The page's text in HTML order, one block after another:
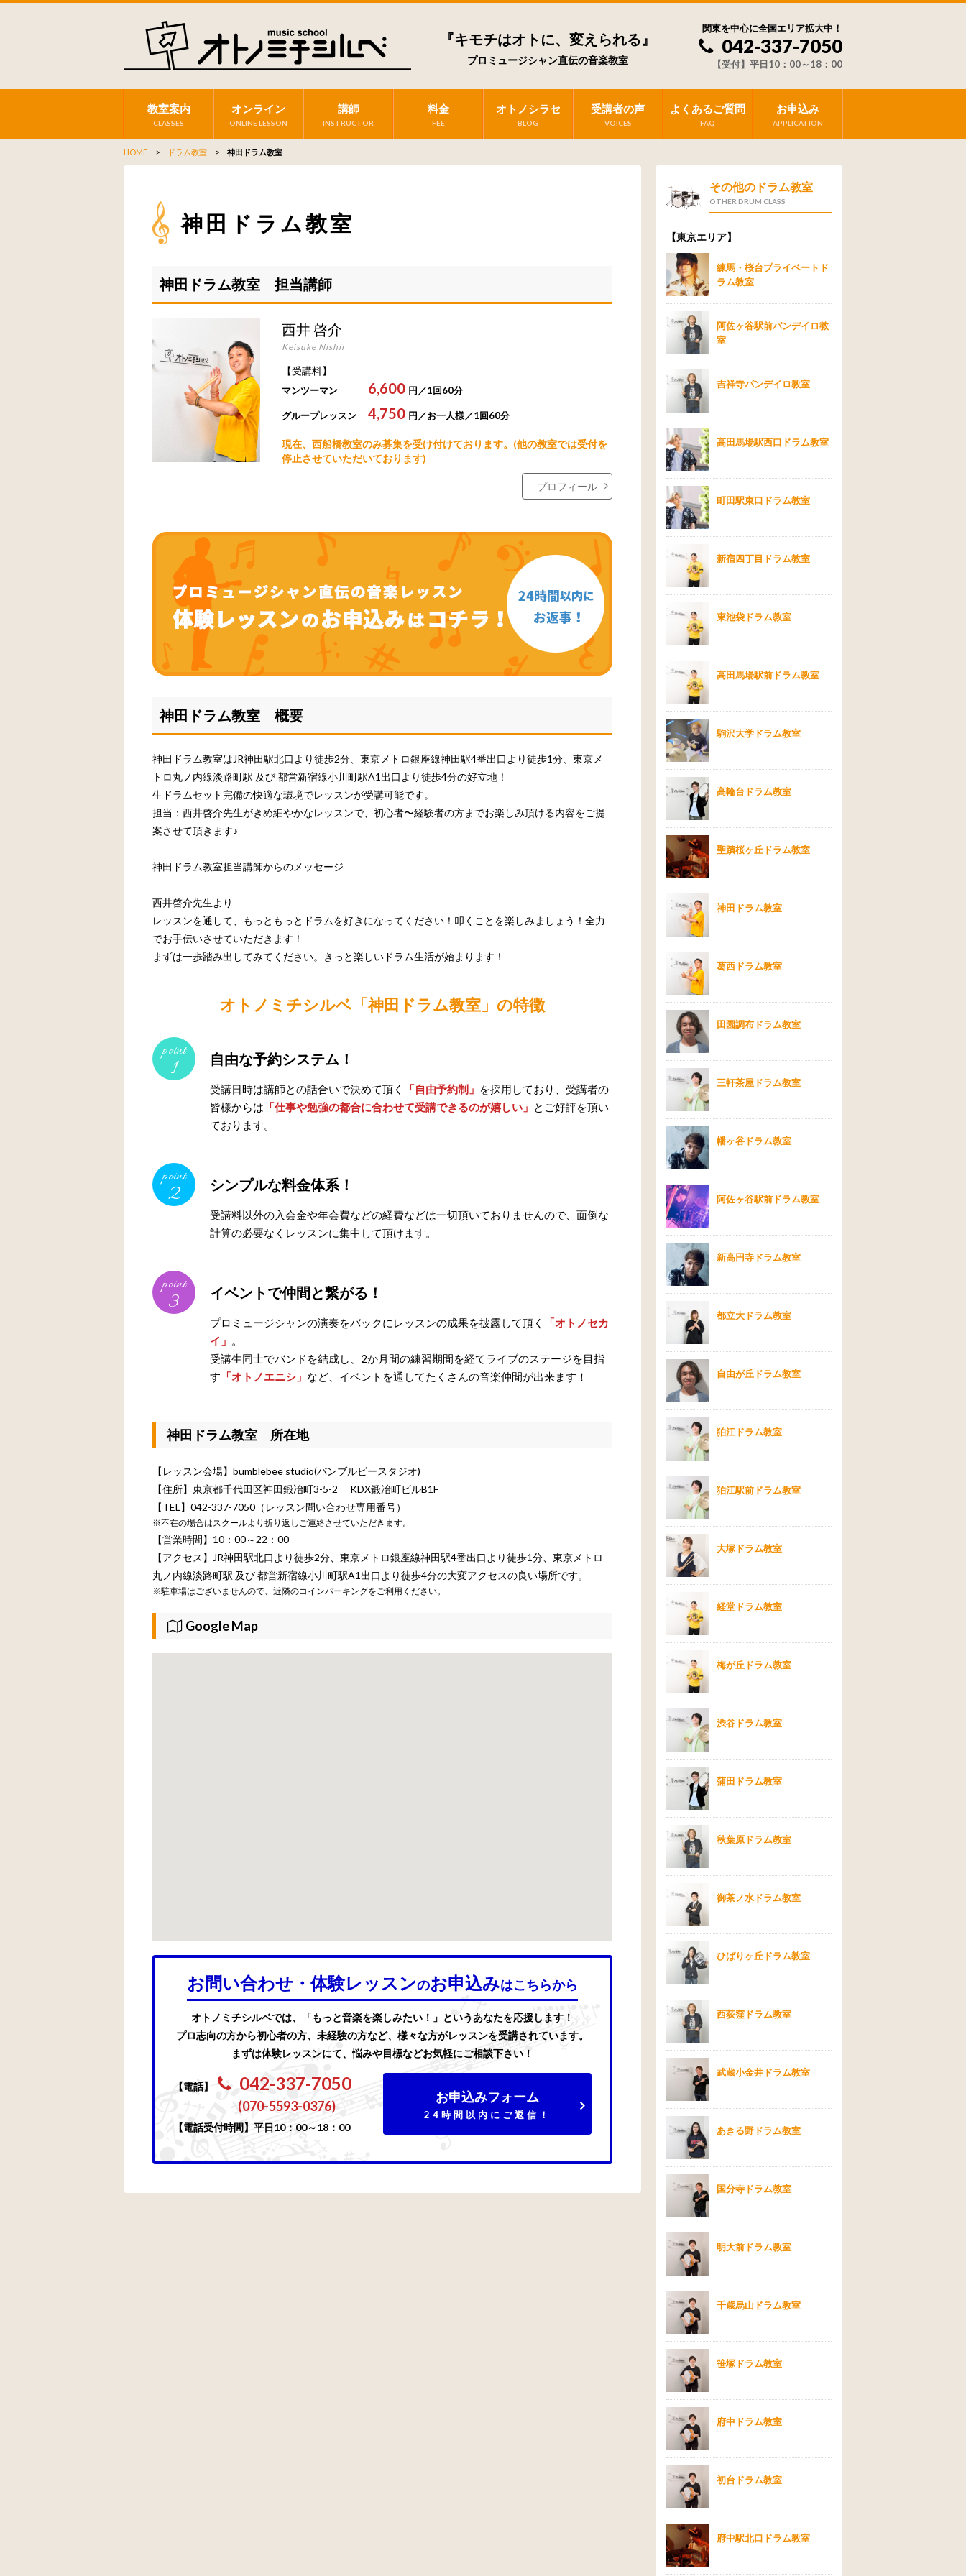
『キモチはオトに、変えられる』
プロミュージシャン直伝の音楽教室
関東を中心に全国エリア拡大中！
042-337-7050
【受付】平日10：00～18：00
教室案内
CLASSES
オンライン
ONLINE LESSON
講師
INSTRUCTOR
料金
FEE
オトノシラセ
BLOG
受講者の声
VOICES
よくあるご質問
FAQ
お申込み
APPLICATION
HOME > ドラム教室 > 神田ドラム教室
神田ドラム教室
神田ドラム教室 担当講師
西井 啓介
Keisuke Nishii
【受講料】
マンツーマン 6,600 円／1回60分
グループレッスン 4,750 円／お一人様／1回60分
現在、西船橋教室のみ募集を受け付けております。(他の教室では受付を
停止させていただいております)
プロフィール
神田ドラム教室 概要
神田ドラム教室はJR神田駅北口より徒歩2分、東京メトロ銀座線神田駅4番出口より徒歩1分、東京メ
トロ丸ノ内線淡路町駅 及び 都営新宿線小川町駅A1出口より徒歩4分の好立地！
生ドラムセット完備の快適な環境でレッスンが受講可能です。
担当：西井啓介先生がきめ細やかなレッスンで、初心者〜経験者の方までお楽しみ頂ける内容をご提
案させて頂きます♪
神田ドラム教室担当講師からのメッセージ
西井啓介先生より
レッスンを通して、もっともっとドラムを好きになってください！叩くことを楽しみましょう！全力
でお手伝いさせていただきます！
まずは一歩踏み出してみてください。きっと楽しいドラム生活が始まります！
オトノミチシルベ 「神田ドラム教室」の特徴
point
1 自由な予約システム！
受講日時は講師との話合いで決めて頂く 「自由予約制」 を採用しており、受講者の
皆様からは 「仕事や勉強の都合に合わせて受講できるのが嬉しい」 とご好評を頂い
ております。
point
2 シンプルな料金体系！
受講料以外の入会金や年会費などの経費などは一切頂いておりませんので、面倒な
計算の必要なくレッスンに集中して頂けます。
point
3 イベントで仲間と繋がる！
プロミュージシャンの演奏をバックにレッスンの成果を披露して頂く
「オトノセカ
イ」 。
受講生同士でバンドを結成し、2か月間の練習期間を経てライブのステージを目指
す 「オトノエニシ」 など、イベントを通してたくさんの音楽仲間が出来ます！
神田ドラム教室 所在地
【レッスン会場】bumblebee studio(バンブルビースタジオ)
【住所】東京都千代田区神田鍛冶町3-5-2 KDX鍛冶町ビルB1F
【TEL】042-337-7050（レッスン問い合わせ専用番号）
※不在の場合はスクールより折り返しご連絡させていただきます。
【営業時間】10：00～22：00
【アクセス】JR神田駅北口より徒歩2分、東京メトロ銀座線神田駅4番出口より徒歩1分、東京メトロ
丸ノ内線淡路町駅 及び 都営新宿線小川町駅A1出口より徒歩4分の大変アクセスの良い場所です。
※駐車場はございませんので、近隣のコインパーキングをご利用ください。
Google Map
お問い合わせ・体験レッスンのお申込みはこちらから
オトノミチシルベでは、「もっと音楽を楽しみたい！」というあなたを応援します！
プロ志向の方から初心者の方、未経験の方など、様々な方がレッスンを受講されています。
まずは体験レッスンにて、悩みや目標などお気軽にご相談下さい！
【電話】 042-337-7050
(070-5593-0376)
【電話受付時間】平日10：00～18：00
お申込みフォーム
24時間以内にご返信！
その他のドラム教室
OTHER DRUM CLASS
【東京エリア】
練馬・桜台プライベートド
ラム教室
阿佐ヶ谷駅前パンデイロ教
室
吉祥寺パンデイロ教室
高田馬場駅西口ドラム教室
町田駅東口ドラム教室
新宿四丁目ドラム教室
東池袋ドラム教室
高田馬場駅前ドラム教室
駒沢大学ドラム教室
高輪台ドラム教室
聖蹟桜ヶ丘ドラム教室
神田ドラム教室
葛西ドラム教室
田園調布ドラム教室
三軒茶屋ドラム教室
幡ヶ谷ドラム教室
阿佐ヶ谷駅前ドラム教室
新高円寺ドラム教室
都立大ドラム教室
自由が丘ドラム教室
狛江ドラム教室
狛江駅前ドラム教室
大塚ドラム教室
経堂ドラム教室
梅が丘ドラム教室
渋谷ドラム教室
蒲田ドラム教室
秋葉原ドラム教室
御茶ノ水ドラム教室
ひばりヶ丘ドラム教室
西荻窪ドラム教室
武蔵小金井ドラム教室
あきる野ドラム教室
国分寺ドラム教室
明大前ドラム教室
千歳烏山ドラム教室
笹塚ドラム教室
府中ドラム教室
初台ドラム教室
府中駅北口ドラム教室